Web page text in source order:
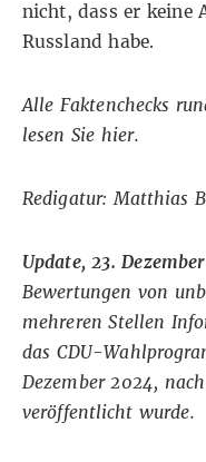
nicht, dass er keine
Russland habe.
Alle Faktenchecks
lesen Siehier.
Redigatur: Matthias
Update, 23.
Bewertungen von
mehreren Stellen
das CDU-
Dezember 2024,
veröffentlicht wurde.